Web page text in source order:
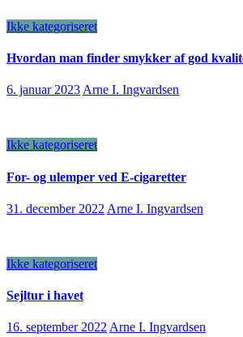
Ikke kategoriseret
Hvordan man finder smykker af god
6. januar 2023Arne I. Ingvardsen
Ikke kategoriseret
For- og ulemper ved E-cigaretter
31. december 2022 Arne I. Ingvardsen
Ikke kategoriseret
Sejltur i havet
16. september 2022Arne I. Ingvardsen